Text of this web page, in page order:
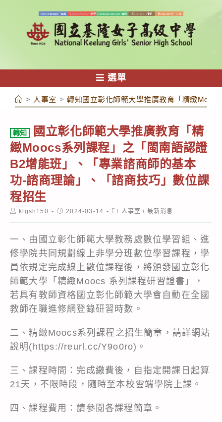
容
選單
> 人事室 > 轉知國立彰化師範大學推廣教育「精緻
轉知
國立彰化師範大學推廣教育「精
緻Moocs系列課程」之「閩南語認證
B2增能班」、「專業諮商師的基本
功-諮商理論」、「諮商技巧」數位課
程招生
Postklgsh150
Post2024-03-14
Post人事室 / 最新消息
一、由國立彰化師範大學教務處數位學習組、進
修學院共同規劃線上非學分班數位學習課程，學
員依規定完成線上數位課程後，將頒發國立彰化
師範大學「精緻Moocs 系列課程研習證書」，
若具有教師資格國立彰化師範大學會自動在全國
教師在職進修網登錄研習時數。
二、精緻Moocs系列課程之招生簡章，請詳網站
說明(https://reurl.cc/Y9o0ro)。
三、課程時間：完成繳費後，自指定開課日起算
21天，不限時段，隨時至本校雲端學院上課。
四、課程費用：請參閱各課程簡章。